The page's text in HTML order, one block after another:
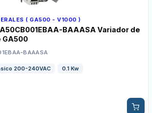
( GA500 - V1000 )
BAAASA Variador de
GA500
BAAASA
200-240VAC 0.1 Kw